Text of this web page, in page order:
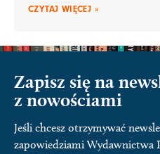
CZYTAJ WIĘCEJ »
Zapisz się na
z nowościami
Jeśli chcesz otrzymywać
zapowiedziami Wydawnictwa